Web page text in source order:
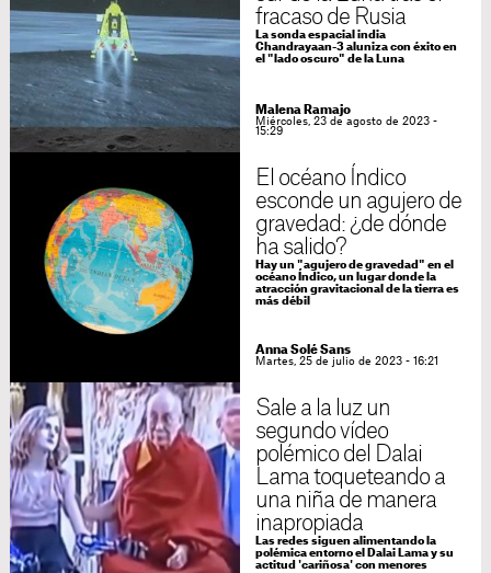
fracaso de Rusia
La sonda espacial india
Chandrayaan-3 aluniza con éxito en
el "lado oscuro" de la Luna
Malena Ramajo
Miércoles, 23 de agosto de 2023 -
15:29
El océano Índico
esconde un agujero de
gravedad: ¿de dónde
ha salido?
Hay un "agujero de gravedad" en el
océano Índico, un lugar donde la
atracción gravitacional de la tierra es
más débil
Anna Solé Sans
Martes, 25 de julio de 2023 - 16:21
Sale a la luz un
segundo vídeo
polémico del Dalai
Lama toqueteando a
una niña de manera
inapropiada
Las redes siguen alimentando la
polémica entorno el Dalai Lama y su
actitud 'cariñosa' con menores